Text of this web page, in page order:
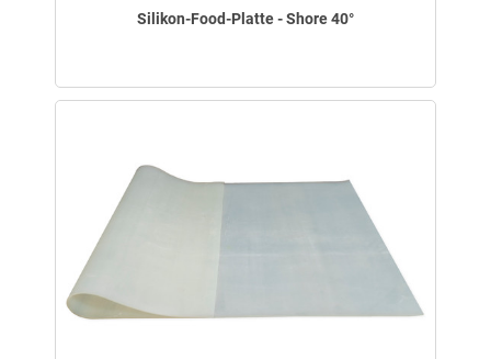
Silikon-Food-Platte - Shore 40°